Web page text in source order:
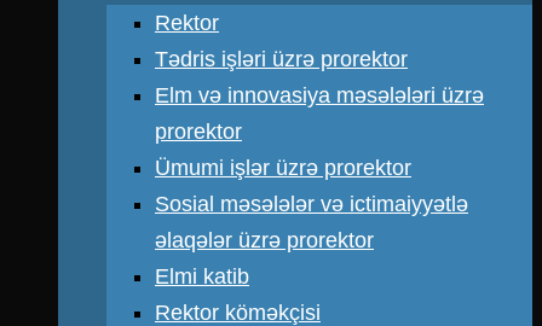
Rektor
Tədris işləri üzrə prorektor
Elm və innovasiya məsələləri üzrə
prorektor
Ümumi işlər üzrə prorektor
Sosial məsələlər və ictimaiyyətlə
əlaqələr üzrə prorektor
Elmi katib
Rektor köməkçisi